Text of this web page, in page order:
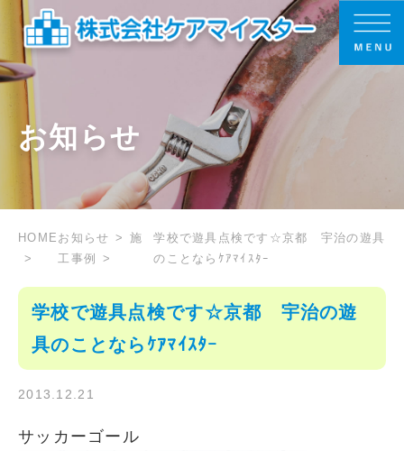
お知らせ
HOME お知らせ
施
工事例
学校で遊具点検です☆京都 宇治の遊具
のことならｹｱﾏｲｽﾀｰ
学校で遊具点検です☆京都 宇治の遊
具のことならｹｱﾏｲｽﾀｰ
2013.12.21
サッカーゴール